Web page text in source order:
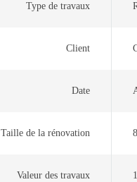
Type de travaux
Client
Date
Taille de la rénovation
Valeur des travaux